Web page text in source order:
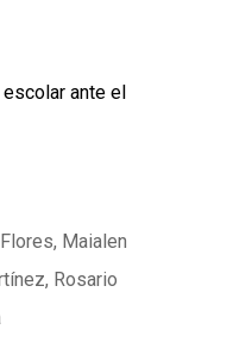
ante el
Maialen
Rosario